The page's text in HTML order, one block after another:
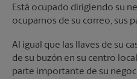
Está ocupado dirigiendo su
ocuparnos de su correo, sus
Al igual que las llaves de su
de su buzón en su centro
parte importante de su